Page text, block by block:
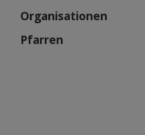
Organisationen
Pfarren